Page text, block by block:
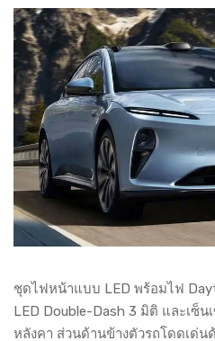
ชุดไฟหน้าแบบ LED พร้อมไฟ
LED Double-Dash 3 มิติ และเซ็
หลังคา ส่วนด้านข้างตัวรถโดดเด่